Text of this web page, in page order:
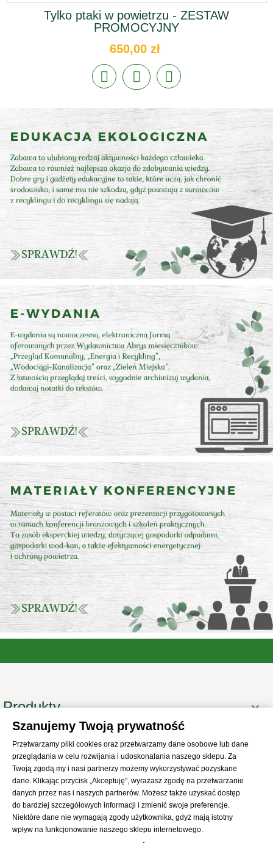
Tylko ptaki w powietrzu - ZESTAW
PROMOCYJNY
650,00 zł
Produkty 
Informacje
Twoje konto 
Informacje o sklepie
Szanujemy Twoją prywatność
Przetwarzamy pliki cookies oraz przetwarzamy dane osobowe lub dane
przeglądania w celu rozwijania i udoskonalania naszego sklepu. Za
Twoją zgodą my i nasi partnerzy możemy wykorzystywać pozyskane
dane. Klikając przycisk „Akceptuję”, wyrażasz zgodę na przetwarzanie
danych przez nas i naszych partnerów. Możesz także uzyskać dostęp
do bardziej szczegółowych informacji i zmienić swoje preferencje.
Niektóre dane nie wymagają zgody użytkownika, gdyż mają istotny
wpływ na funkcjonowanie naszego sklepu internetowego.
© 2021SKLEP AbrysAll Rights Reserved